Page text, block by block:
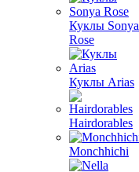
Куклы Sonya
Rose
Куклы Arias
Hairdorables
Monchhichi